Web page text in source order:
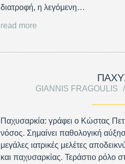
διατροφή, η λεγόμενη…
read more
GIANNIS FRAGOULIS
Παχυσαρκία: γράφει ο Κώστας
νόσος. Σημαίνει παθολογική
μεγάλες ιατρικές μελέτες
και παχυσαρκίας. Τεράστιο ρόλο